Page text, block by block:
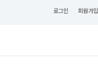
로그인 회원가입